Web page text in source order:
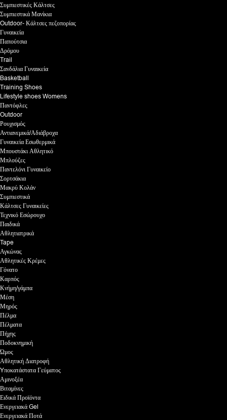
Συμπιεστικές Κάλτσες
Συμπιεστικά Μανίκια
Outdoor- Κάλτσες πεζοπορίας
Γυναικεία
Παπούτσια
Δρόμου
Trail
Σανδάλια Γυναικεία
Basketball
Training Shoes
Lifestyle shoes Womens
Παντόφλες
Outdoor
Ρουχισμός
Αντιανεμικά/Αδιάβροχα
Γυναικεία Εσωθερμικά
Μπουστάκι Αθλητικό
Μπλούζες
Παντελόνι Γυναικείο
Σορτσάκια
Μακρύ Κολάν
Συμπιεστικά
Κάλτσες Γυναικείες
Τεχνικό Εσώρουχο
Παιδικά
Αθλητιατρικά
Tape
Αγκώνας
Αθλητικές Κρέμες
Γόνατο
Καρπός
Κνήμη/γάμπα
Μέση
Μηρός
Πέλμα
Πέλματα
Πήχης
Ποδοκνημική
Ώμος
Αθλητική Διατροφή
Yποκατάστατα Γεύματος
Αμινοξέα
Βιταμίνες
Ειδικά Προϊόντα
Ενεργειακά Gel
Ενεργειακά Ποτά